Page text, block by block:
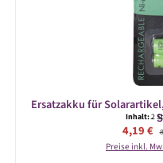
Ersatzakku für
-
Inhalt:2
4,19 €
Preise inkl.